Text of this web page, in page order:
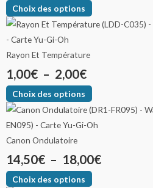
Choix des options
Rayon Et Température
1,00€ – 2,00€
Choix des options
Canon Ondulatoire
14,50€ – 18,00€
Choix des options